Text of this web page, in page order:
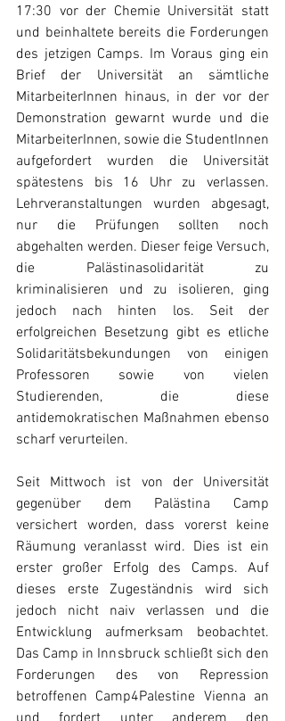
17:30 vor der Chemie Universität statt
und beinhaltete bereits die Forderungen
des jetzigen Camps. Im Voraus ging ein
Brief der Universität an sämtliche
MitarbeiterInnen hinaus, in der vor der
Demonstration gewarnt wurde und die
MitarbeiterInnen, sowie die StudentInnen
aufgefordert wurden die Universität
spätestens bis 16 Uhr zu verlassen.
Lehrveranstaltungen wurden abgesagt,
nur die Prüfungen sollten noch
abgehalten werden. Dieser feige Versuch,
die Palästinasolidarität zu
kriminalisieren und zu isolieren, ging
jedoch nach hinten los. Seit der
erfolgreichen Besetzung gibt es etliche
Solidaritätsbekundungen von einigen
Professoren sowie von vielen
Studierenden, die diese
antidemokratischen Maßnahmen ebenso
scharf verurteilen.
Seit Mittwoch ist von der Universität
gegenüber dem Palästina Camp
versichert worden, dass vorerst keine
Räumung veranlasst wird. Dies ist ein
erster großer Erfolg des Camps. Auf
dieses erste Zugeständnis wird sich
jedoch nicht naiv verlassen und die
Entwicklung aufmerksam beobachtet.
Das Camp in Innsbruck schließt sich den
Forderungen des von Repression
betroffenen Camp4Palestine Vienna an